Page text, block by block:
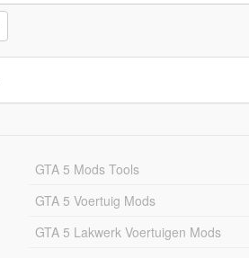
GTA 5 Mods Tools
GTA 5 Voertuig Mods
GTA 5 Lakwerk Voertuigen Mods